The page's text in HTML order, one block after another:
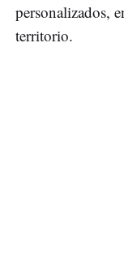
personalizados,
territorio.